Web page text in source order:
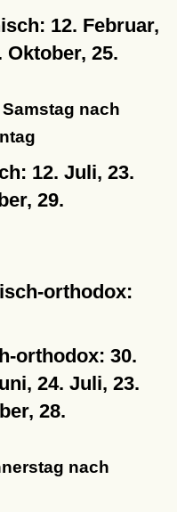
12. Februar,
Oktober, 25.
nach
12. Juli, 23.
29.
orthodox:
orthodox: 30.
24. Juli, 23.
28.
nach